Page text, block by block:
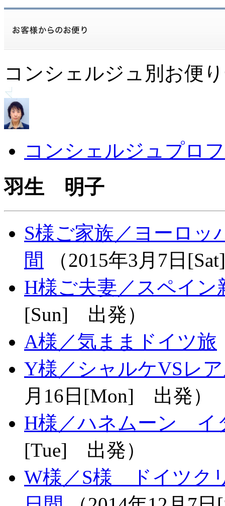
コンシェルジュ別お便
コンシェルジュプロ
羽生 明子
S様ご家族／ヨーロッ
間
（2015年3月7日
H様ご夫妻／スペイン
[Sun] 出発）
A様／気ままドイツ旅
Y様／シャルケVSレ
月16日[Mon] 出発）
H様／ハネムーン イ
[Tue] 出発）
W様／S様 ドイツク